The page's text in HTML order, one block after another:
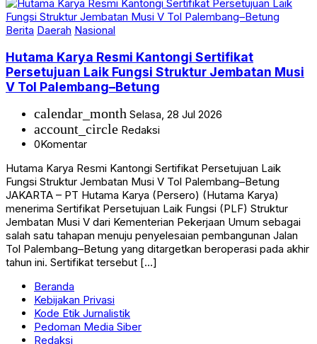
Berita Daerah Nasional
Hutama Karya Resmi Kantongi Sertifikat
Persetujuan Laik Fungsi Struktur Jembatan Musi
V Tol Palembang–Betung
calendar_month Selasa, 28 Jul 2026
account_circle Redaksi
0Komentar
Hutama Karya Resmi Kantongi Sertifikat Persetujuan Laik
Fungsi Struktur Jembatan Musi V Tol Palembang–Betung
JAKARTA – PT Hutama Karya (Persero) (Hutama Karya)
menerima Sertifikat Persetujuan Laik Fungsi (PLF) Struktur
Jembatan Musi V dari Kementerian Pekerjaan Umum sebagai
salah satu tahapan menuju penyelesaian pembangunan Jalan
Tol Palembang–Betung yang ditargetkan beroperasi pada akhir
tahun ini. Sertifikat tersebut […]
Beranda
Kebijakan Privasi
Kode Etik Jurnalistik
Pedoman Media Siber
Redaksi